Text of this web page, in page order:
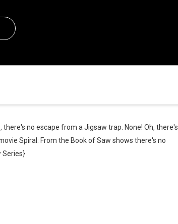
no escape from a Jigsaw trap. None! Oh, there's
Spiral: From the Book of Saw shows there's no
Series}